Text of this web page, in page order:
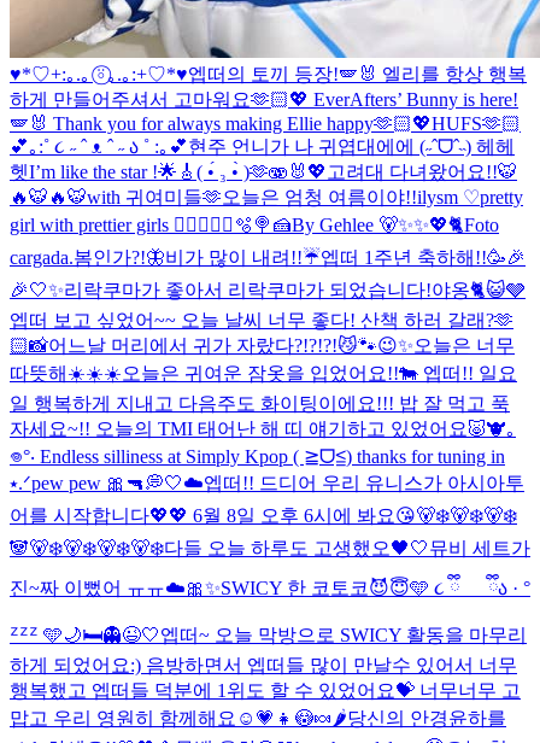
♥*♡+:｡.｡ ⍤⃝｡.｡:+♡*♥엡떠의 토끼 등장!🪽🐰 엘리를 항상 행복
하게 만들어주셔서 고마워요🫶🏻💖 EverAfters’ Bunny is here!
🪽🐰 Thank you for always making Ellie happy🫶🏻💖HUFS🫶🏻
💕｡:˚ ૮ ˶ ˆ ᴥ ˆ ˶ ა ˚ :｡💕현주 언니가 나 귀엽대에에 (˶ˆᗜˆ˵) 헤헤
헷I’m like the star !🌟🎸 ( •́ ₃ •̀ )🫶🫨🐰💖 고려대 다녀왔어요!!🐯
🔥🐯🔥🐯with 귀여미들🫶오늘은 엄청 여름이야!!ilysm ♡pretty
girl with prettier girls 😮‍💨 🧑‍🍳🐰🫧🍭🍰By Gehlee 🐻✨✨💖🐈Foto
cargada.봄인가?!🦋비가 많이 내려!!☔️엡떠 1주년 축하해!!🥳🎉
🎉🤍✨리락쿠마가 좋아서 리락쿠마가 되었습니다!야옹🐈😺🩶
엡떠 보고 싶었어~~ 오늘 날씨 너무 좋다! 산책 하러 갈래?🫶
🏻📸어느날 머리에서 귀가 자랐다?!?!?!😼🐾😉✨오늘은 너무
따뜻해☀️☀️☀️오늘은 귀여운 잠옷을 입었어요!!🐄 엡떠!! 일요
일 행복하게 지내고 다음주도 화이팅이에요!!! 밥 잘 먹고 푹
자세요~!! 오늘의 TMI 태어난 해 띠 얘기하고 있었어요🐷🐮｡
𖦹°‧ Endless silliness at Simply Kpop ( ≧ᗜ≦) thanks for tuning in
⭑.ᐟpew pew 🎀🔫💭🤍☁️엡떠!! 드디어 우리 유니스가 아시아투
어를 시작합니다💖💖 6월 8일 오후 6시에 봐요😘🐻‍❄️🐻‍❄️🐻‍❄️
🐼🐻‍❄️🐻‍❄️🐻‍❄️🐻‍❄️다들 오늘 하루도 고생했오🖤🤍뮤비 세트가
진~짜 이뻤어 ㅠㅠ☁️🎀✨SWICY 한 코토코😈😇🩵 ૮ ྀི_ _ ྀིა · °
ᙆᙆᙆ 🩵🌙🛏️👻😉🤍엡떠~ 오늘 막방으로 SWICY 활동을 마무리
하게 되었어요:) 음방하면서 엡떠들 많이 만날수 있어서 너무
행복했고 엡떠들 덕분에 1위도 할 수 있었어요💝 너무너무 고
맙고 우리 영원히 함께해요☺️💗 👧😳🍬🌶️당신의 안경윤하를